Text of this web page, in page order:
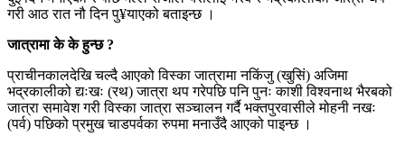
गरी आठ रात नौ दिनपु¥याएकोबताइन्छ ।
जात्रामा केकेहुन्छ ?
प्राचीनकालदेखिचल्दै आएकोविस्काजात्रामानकिंजु(खुसिं) अजिमा
भद्रकालीकोद्यःखः (रथ) जात्रा थप गरेपछि पनि पुनः काशी विश्वनाथ भैरबको
जात्रा समावेश गरीविस्काजात्रा सञ्चालन गर्दैभक्तपुरवासीलेमोहनीनखः
(पर्व) पछिको प्रमुख चाडपर्वकारुपमामनाउँदै आएको पाइन्छ ।